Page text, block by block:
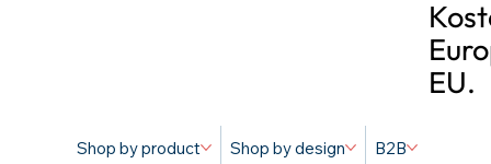
Shop by product Shop by design B2B
EU.